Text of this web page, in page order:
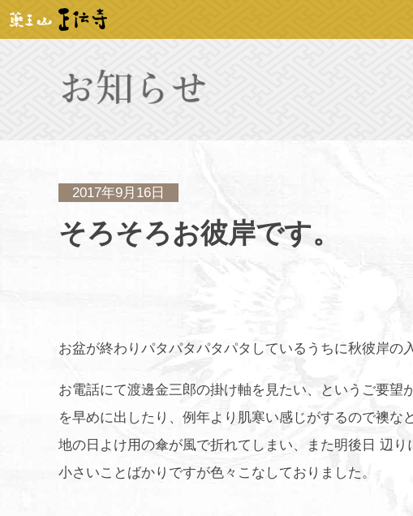
2017年9月16日
そろそろお彼岸です。
お盆が終わりパタパタパタパタしているうちに秋彼岸の
お電話にて渡邊金三郎の掛け軸を見たい、というご要
を早めに出したり、例年より肌寒い感じがするので襖
地の日よけ用の傘が風で折れてしまい、また明後日 辺
小さいことばかりですが色々こなしておりました。